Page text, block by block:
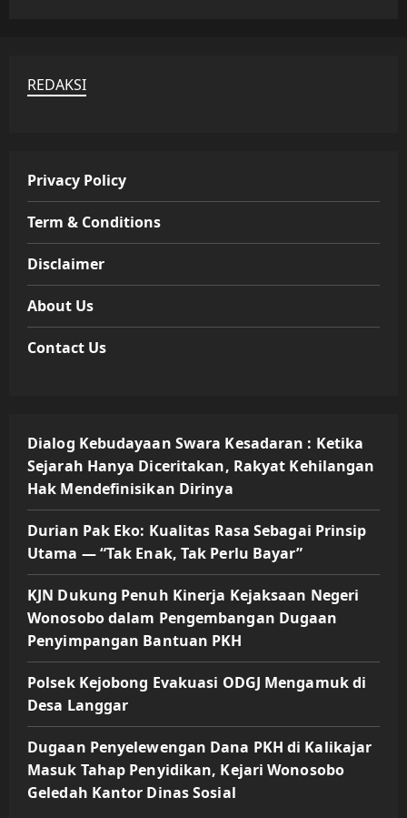
REDAKSI
Privacy Policy
Term & Conditions
Disclaimer
About Us
Contact Us
Dialog Kebudayaan Swara Kesadaran : Ketika
Sejarah Hanya Diceritakan, Rakyat Kehilangan
Hak Mendefinisikan Dirinya
Durian Pak Eko: Kualitas Rasa Sebagai Prinsip
Utama — “Tak Enak, Tak Perlu Bayar”
KJN Dukung Penuh Kinerja Kejaksaan Negeri
Wonosobo dalam Pengembangan Dugaan
Penyimpangan Bantuan PKH
Polsek Kejobong Evakuasi ODGJ Mengamuk di
Desa Langgar
Dugaan Penyelewengan Dana PKH di Kalikajar
Masuk Tahap Penyidikan, Kejari Wonosobo
Geledah Kantor Dinas Sosial